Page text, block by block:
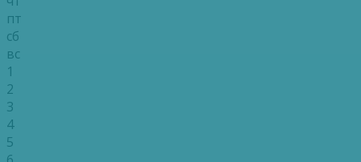
пт
сб
вс
1
2
3
4
5